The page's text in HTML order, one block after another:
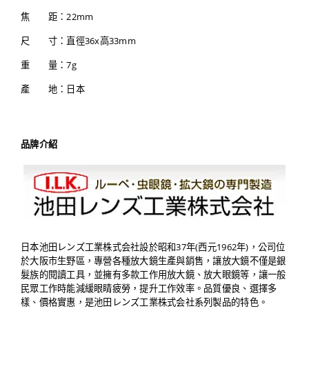
焦 距：22mm
尺 寸：直徑36x高33mm
重 量：7g
產 地：日本
品牌介紹
日本池田レンズ工業株式会社設於昭和37年(西元1962年)，公司位
於大阪市生野區，專營各種放大鏡生產與銷售，讓放大鏡不僅是銀
髮族的閱讀工具，並擁有多款工作用放大鏡、放大眼鏡等，讓一般
民眾工作時能減緩眼睛疲勞，提升工作效率。品質優良、選擇多
樣、價格實惠，是池田レンズ工業株式会社系列製品的特色。